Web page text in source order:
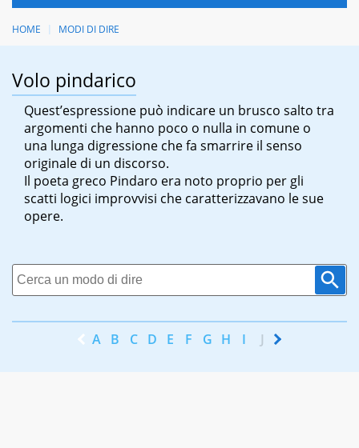
HOME MODI DI DIRE
Volo pindarico
Quest’espressione può indicare un brusco salto tra
argomenti che hanno poco o nulla in comune o
una lunga digressione che fa smarrire il senso
originale di un discorso.
Il poeta greco Pindaro era noto proprio per gli
scatti logici improvvisi che caratterizzavano le sue
opere.
A B C D E F G H I J K